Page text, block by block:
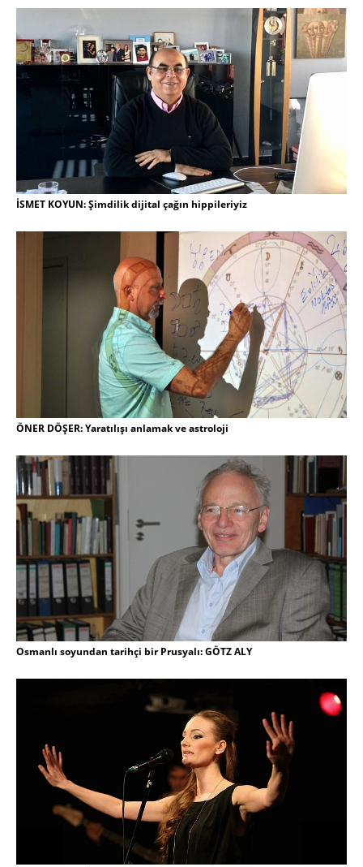
İSMET KOYUN: Şimdilik dijital çağın hippileriyiz
ÖNER DÖŞER: Yaratılışı anlamak ve astroloji
Osmanlı soyundan tarihçi bir Prusyalı: GÖTZ ALY